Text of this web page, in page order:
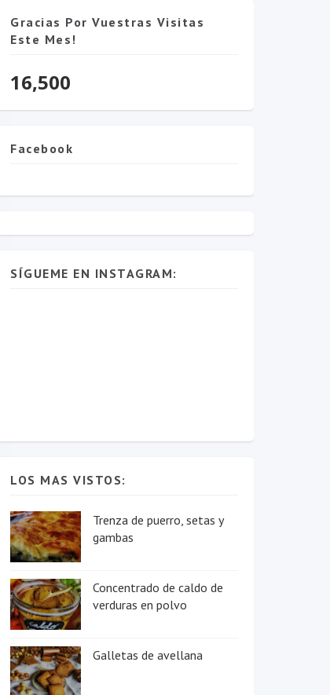
Gracias Por Vuestras Visitas
Este Mes!
16,500
Facebook
SÍGUEME EN INSTAGRAM:
LOS MAS VISTOS:
Trenza de puerro, setas y
gambas
Concentrado de caldo de
verduras en polvo
Galletas de avellana